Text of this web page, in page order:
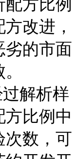
方比例
改进，
劣的市面
解析样
比例中
次数，可